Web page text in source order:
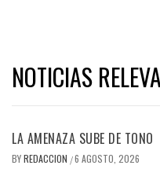
NOTICIAS
LA AMENAZA SUBE DE TONO
BYREDACCION /6 AGOSTO, 2026